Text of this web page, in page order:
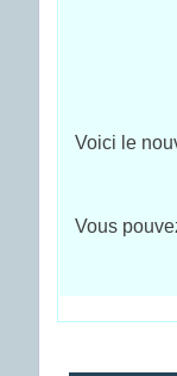
Voici le
Vous